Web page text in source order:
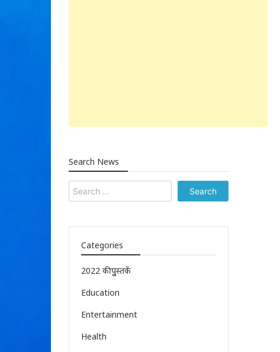
Search News
Categories
2022 की पुुस्तकें
Education
Entertainment
Health